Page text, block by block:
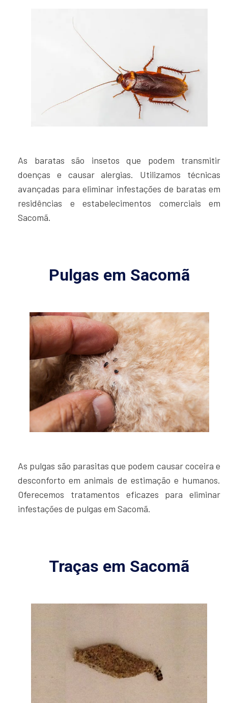
As baratas são insetos que podem transmitir
doenças e causar alergias. Utilizamos técnicas
avançadas para eliminar infestações de baratas em
residências e estabelecimentos comerciais em
Sacomã.
Pulgas em Sacomã
As pulgas são parasitas que podem causar coceira e
desconforto em animais de estimação e humanos.
Oferecemos tratamentos eficazes para eliminar
infestações de pulgas em Sacomã.
Traças em Sacomã